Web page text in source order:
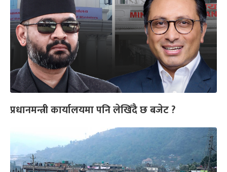
प्रधानमन्त्री कार्यालयमा पनि लेखिँदै छ बजेट ?